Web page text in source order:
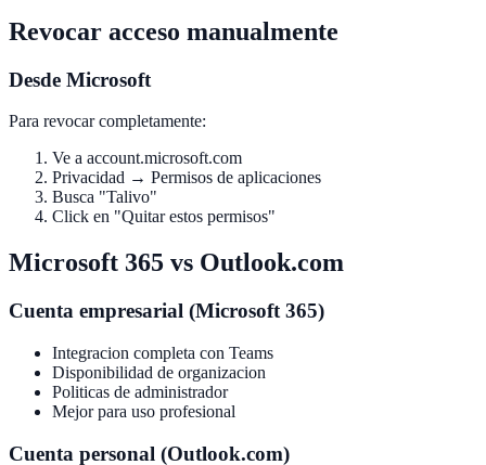
Revocar acceso manualmente
Desde Microsoft
Para revocar completamente:
Ve a account.microsoft.com
Privacidad → Permisos de aplicaciones
Busca "Talivo"
Click en "Quitar estos permisos"
Microsoft 365 vs Outlook.com
Cuenta empresarial (Microsoft 365)
Integracion completa con Teams
Disponibilidad de organizacion
Politicas de administrador
Mejor para uso profesional
Cuenta personal (Outlook.com)